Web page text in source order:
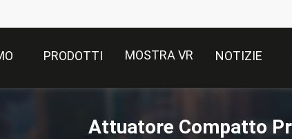
PRODOTTI MOSTRA VR NOTIZIE
Attuatore Compatto